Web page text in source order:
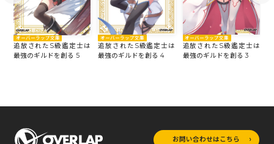
オーバーラップ文庫
追放されたS級鑑定士は
最強のギルドを創る 5
オーバーラップ文庫
追放されたS級鑑定士は
最強のギルドを創る 4
オーバーラップ文庫
追放されたS級鑑定士は
最強のギルドを創る 3
お問い合わせはこちら